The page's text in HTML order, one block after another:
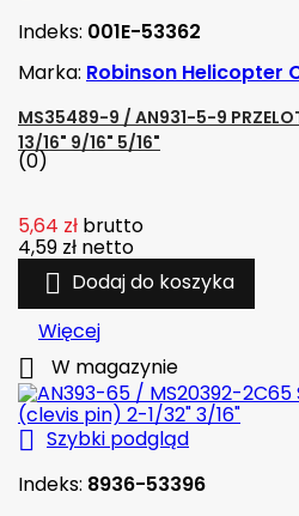
Indeks: 001E-53362
Marka: Robinson Helicopter
MS35489-9 / AN931-5-9
13/16" 9/16" 5/16"
(0)
5,64 zł brutto
4,59 zł netto
 Dodaj do koszyka
Więcej
 W magazynie
 Szybki podgląd
Indeks: 8936-53396